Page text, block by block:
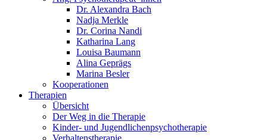
Dr. Alexandra Bach
Nadja Merkle
Dr. Corina Nandi
Katharina Lang
Louisa Baumann
Alina Geprägs
Marina Besler
Kooperationen
Therapien
Übersicht
Der Weg in die Therapie
Kinder- und Jugendlichenpsychotherapie
Verhaltenstherapie